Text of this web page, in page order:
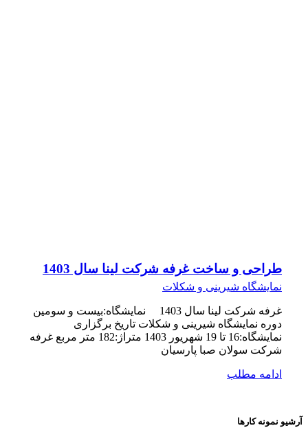
طراحی و ساخت غرفه شرکت لینا سال 1403
نمایشگاه شیرینی و شکلات
غرفه شرکت لینا سال 1403 نمایشگاه:بیست و سومین
دوره نمایشگاه شیرینی و شکلات تاریخ برگزاری
نمایشگاه:16 تا 19 شهریور 1403 متراژ:182 متر مربع غرفه
شرکت سولان صبا پارسیان
ادامه مطلب
آرشیو نمونه کارها